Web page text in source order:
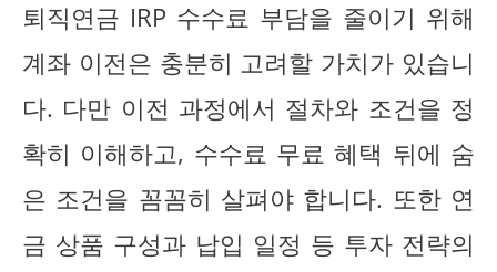
퇴직연금 IRP 수수료 부담을 줄이기 위해
계좌 이전은 충분히 고려할 가치가 있습니
다. 다만 이전 과정에서 절차와 조건을 정
확히 이해하고, 수수료 무료 혜택 뒤에 숨
은 조건을 꼼꼼히 살펴야 합니다. 또한 연
금 상품 구성과 납입 일정 등 투자 전략의